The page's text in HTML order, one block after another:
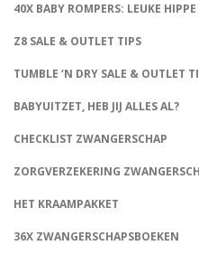
40X BABY ROMPERS: LEUKE
Z8 SALE & OUTLET TIPS
TUMBLE ‘N DRY SALE & OUTLET
BABYUITZET, HEB JIJ ALLES AL?
CHECKLIST ZWANGERSCHAP
ZORGVERZEKERING
HET KRAAMPAKKET
36X ZWANGERSCHAPSBOEKEN